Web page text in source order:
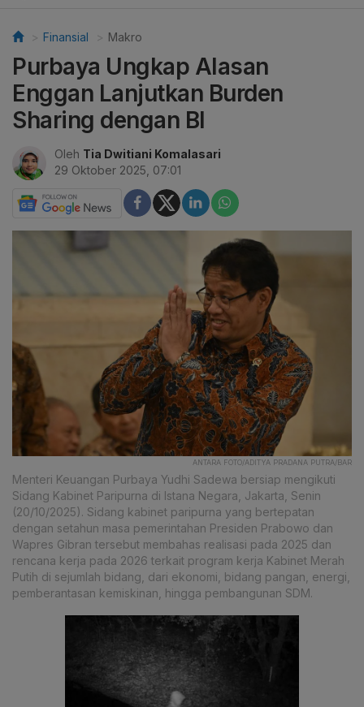
Finansial Makro
Purbaya Ungkap Alasan
Enggan Lanjutkan Burden
Sharing dengan BI
Oleh Tia Dwitiani Komalasari
29 Oktober 2025, 07:01
ANTARA FOTO/ADITYA PRADANA PUTRA/BAR
Menteri Keuangan Purbaya Yudhi Sadewa bersiap mengikuti
Sidang Kabinet Paripurna di Istana Negara, Jakarta, Senin
(20/10/2025). Sidang kabinet paripurna yang bertepatan
dengan setahun masa pemerintahan Presiden Prabowo dan
Wapres Gibran tersebut membahas realisasi pada 2025 dan
rencana kerja pada 2026 terkait program kerja Kabinet Merah
Putih di sejumlah bidang, dari ekonomi, bidang pangan, energi,
pemberantasan kemiskinan, hingga pembangunan SDM.